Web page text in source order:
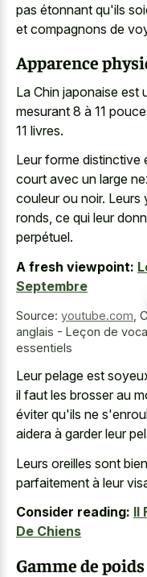
pas étonnant qu'ils
et compagnons de
Apparence
La Chin japonaise est
mesurant 8 à 11
11 livres.
Leur forme distinctive
court avec un large
couleur ou noir. Leurs
ronds, ce qui leur
perpétuel.
A fresh viewpoint:
Septembre
Source: youtube.com
anglais - Leçon de
essentiels
Leur pelage est
il faut les brosser au
éviter qu'ils ne
aidera à garder leur
Leurs oreilles sont
parfaitement à leur
Consider reading: Il
De Chiens
Gamme de poids